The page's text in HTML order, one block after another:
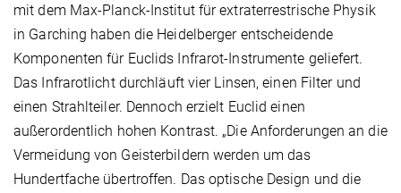
mit dem Max-Planck-Institut für extraterrestrische Physik
in Garching haben die Heidelberger entscheidende
Komponenten für Euclids Infrarot-Instrumente geliefert.
Das Infrarotlicht durchläuft vier Linsen, einen Filter und
einen Strahlteiler. Dennoch erzielt Euclid einen
außerordentlich hohen Kontrast. „Die Anforderungen an die
Vermeidung von Geisterbildern werden um das
Hundertfache übertroffen. Das optische Design und die